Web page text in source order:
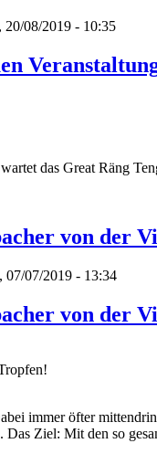
20/08/2019 - 10:35
das Great Räng
von der
07/07/2019 - 13:34
von der
immer öfter
Ziel: Mit den so